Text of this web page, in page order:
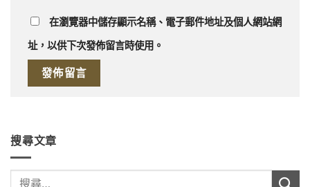
在瀏覽器中儲存顯示名稱、電子郵件地址及個人網站網
址，以供下次發佈留言時使用。
搜尋文章